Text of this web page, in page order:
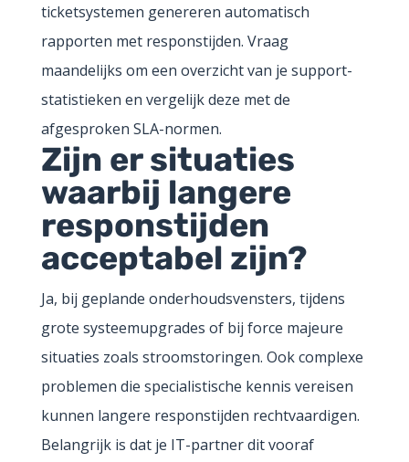
ticketsystemen genereren automatisch
rapporten met responstijden. Vraag
maandelijks om een overzicht van je support-
statistieken en vergelijk deze met de
afgesproken SLA-normen.
Zijn er situaties
waarbij langere
responstijden
acceptabel zijn?
Ja, bij geplande onderhoudsvensters, tijdens
grote systeemupgrades of bij force majeure
situaties zoals stroomstoringen. Ook complexe
problemen die specialistische kennis vereisen
kunnen langere responstijden rechtvaardigen.
Belangrijk is dat je IT-partner dit vooraf